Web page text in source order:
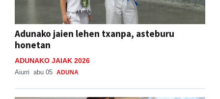
Adunako jaien lehen txanpa, asteburu
honetan
ADUNAKO JAIAK 2026
Aiurri abu 05 ADUNA